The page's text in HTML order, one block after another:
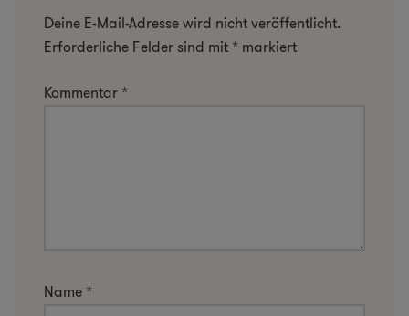
Deine E-Mail-Adresse wird nicht veröffentlicht.
Erforderliche Felder sind mit * markiert
Kommentar *
Name *